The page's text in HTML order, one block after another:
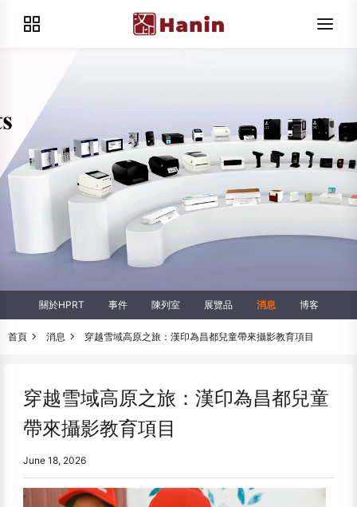
關於HPRT 事件 陳列室 展覽品 消息 博客
首頁 消息 穿越雪域高原之旅：漢印為昌都兒童帶來攝影教育項目
穿越雪域高原之旅：漢印為昌都兒童
帶來攝影教育項目
June 18, 2026